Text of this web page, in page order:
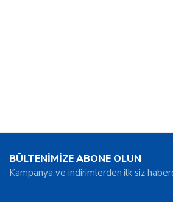
BÜLTENİMİZE ABONE OLUN
Kampanya ve indirimlerden ilk siz